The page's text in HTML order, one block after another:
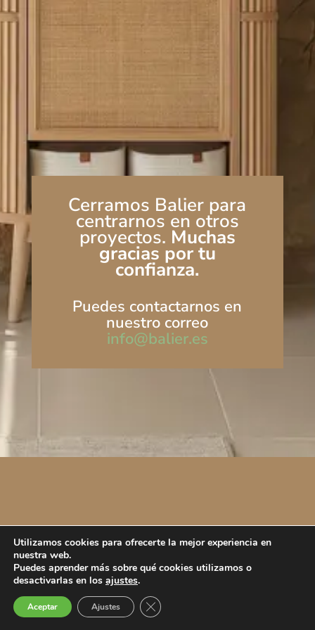
Cerramos Balier para
centrarnos en otros
proyectos. Muchas
gracias por tu
confianza.
Puedes contactarnos en
nuestro correo
info@balier.es
Utilizamos cookies para ofrecerte la mejor experiencia en
nuestra web.
Puedes aprender más sobre qué cookies utilizamos o
desactivarlas en los ajustes.
Aceptar Ajustes Cerrar el banner de cookies RGPD